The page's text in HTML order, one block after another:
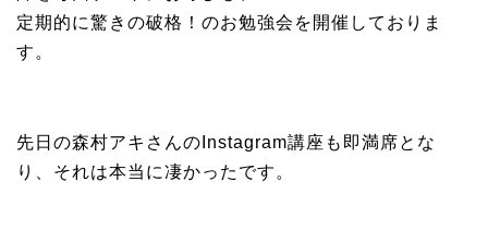
定期的に驚きの破格！のお勉強会を開催しておりま
す。
先日の森村アキさんのInstagram講座も即満席とな
り、それは本当に凄かったです。